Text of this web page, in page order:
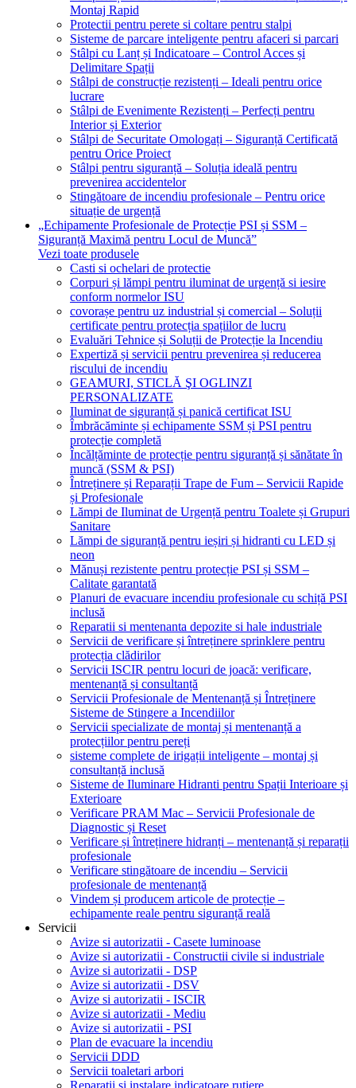
Montaj Rapid
Protectii pentru perete si coltare pentru stalpi
Sisteme de parcare inteligente pentru afaceri si parcari
Stâlpi cu Lanț și Indicatoare – Control Acces și
Delimitare Spații
Stâlpi de construcție rezistenți – Ideali pentru orice
lucrare
Stâlpi de Evenimente Rezistenți – Perfecți pentru
Interior și Exterior
Stâlpi de Securitate Omologați – Siguranță Certificată
pentru Orice Proiect
Stâlpi pentru siguranță – Soluția ideală pentru
prevenirea accidentelor
Stingătoare de incendiu profesionale – Pentru orice
situație de urgență
„Echipamente Profesionale de Protecție PSI și SSM –
Siguranță Maximă pentru Locul de Muncă”
Vezi toate produsele
Casti si ochelari de protectie
Corpuri și lămpi pentru iluminat de urgență si iesire
conform normelor ISU
covorașe pentru uz industrial și comercial – Soluții
certificate pentru protecția spațiilor de lucru
Evaluări Tehnice și Soluții de Protecție la Incendiu
Expertiză și servicii pentru prevenirea și reducerea
riscului de incendiu
GEAMURI, STICLĂ ŞI OGLINZI
PERSONALIZATE
Iluminat de siguranță și panică certificat ISU
Îmbrăcăminte și echipamente SSM și PSI pentru
protecție completă
Încălțăminte de protecție pentru siguranță și sănătate în
muncă (SSM & PSI)
Întreținere și Reparații Trape de Fum – Servicii Rapide
și Profesionale
Lămpi de Iluminat de Urgență pentru Toalete și Grupuri
Sanitare
Lămpi de siguranță pentru ieșiri și hidranti cu LED și
neon
Mănuși rezistente pentru protecție PSI și SSM –
Calitate garantată
Planuri de evacuare incendiu profesionale cu schiță PSI
inclusă
Reparatii si mentenanta depozite si hale industriale
Servicii de verificare și întreținere sprinklere pentru
protecția clădirilor
Servicii ISCIR pentru locuri de joacă: verificare,
mentenanță și consultanță
Servicii Profesionale de Mentenanță și Întreținere
Sisteme de Stingere a Incendiilor
Servicii specializate de montaj și mentenanță a
protecțiilor pentru pereți
sisteme complete de irigații inteligente – montaj și
consultanță inclusă
Sisteme de Iluminare Hidranti pentru Spații Interioare și
Exterioare
Verificare PRAM Mac – Servicii Profesionale de
Diagnostic și Reset
Verificare și întreținere hidranți – mentenanță și reparații
profesionale
Verificare stingătoare de incendiu – Servicii
profesionale de mentenanță
Vindem și producem articole de protecție –
echipamente reale pentru siguranță reală
Servicii
Avize si autorizatii - Casete luminoase
Avize si autorizatii - Constructii civile si industriale
Avize si autorizatii - DSP
Avize si autorizatii - DSV
Avize si autorizatii - ISCIR
Avize si autorizatii - Mediu
Avize si autorizatii - PSI
Plan de evacuare la incendiu
Servicii DDD
Servicii toaletari arbori
Reparatii si instalare indicatoare rutiere